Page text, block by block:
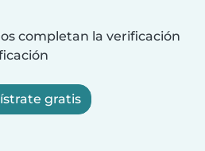
completan la verificación
gratis